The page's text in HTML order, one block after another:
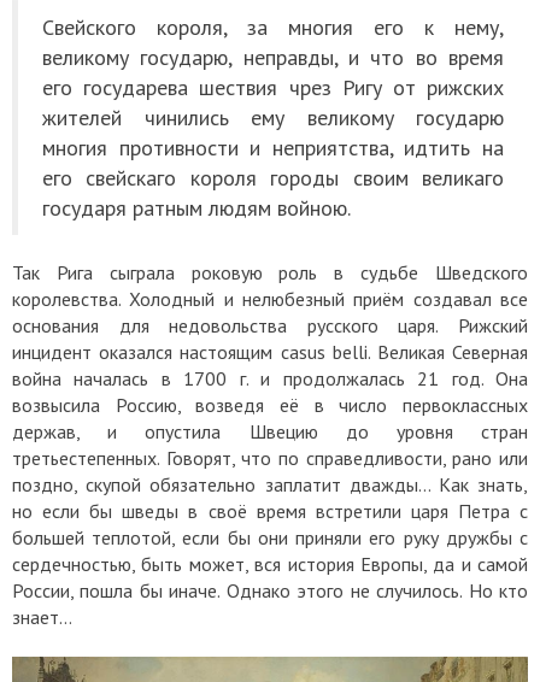
Свейского короля, за многия его к нему,
великому государю, неправды, и что во время
его государева шествия чрез Ригу от рижских
жителей чинились ему великому государю
многия противности и неприятства, идтить на
его свейскаго короля городы своим великаго
государя ратным людям войною.
Так Рига сыграла роковую роль в судьбе Шведского
королевства. Холодный и нелюбезный приём создавал все
основания для недовольства русского царя. Рижский
инцидент оказался настоящим casus belli. Великая Северная
война началась в 1700 г. и продолжалась 21 год. Она
возвысила Россию, возведя её в число первоклассных
держав, и опустила Швецию до уровня стран
третьестепенных. Говорят, что по справедливости, рано или
поздно, скупой обязательно заплатит дважды… Как знать,
но если бы шведы в своё время встретили царя Петра с
большей теплотой, если бы они приняли его руку дружбы с
сердечностью, быть может, вся история Европы, да и самой
России, пошла бы иначе. Однако этого не случилось. Но кто
знает…